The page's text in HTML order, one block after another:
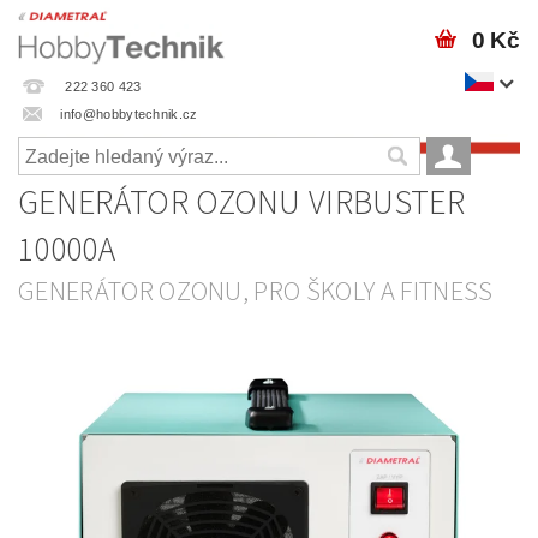
222 360 423
info@hobbytechnik.cz
0 Kč
GENERÁTOR OZONU VIRBUSTER
10000A
GENERÁTOR OZONU, PRO ŠKOLY A FITNESS